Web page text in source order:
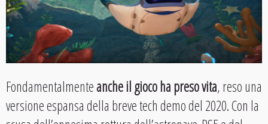
Fondamentalmenteanche il gioco ha preso vita, reso una
versione espansa della breve tech demo del 2020. Con la